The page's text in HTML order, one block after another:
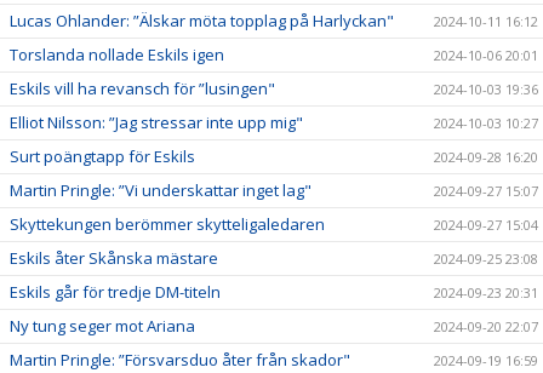
Lucas Ohlander: ”Älskar möta topplag på Harlyckan" 2024-10-11 16:12
Torslanda nollade Eskils igen 2024-10-06 20:01
Eskils vill ha revansch för ”lusingen" 2024-10-03 19:36
Elliot Nilsson: ”Jag stressar inte upp mig" 2024-10-03 10:27
Surt poängtapp för Eskils 2024-09-28 16:20
Martin Pringle: ”Vi underskattar inget lag" 2024-09-27 15:07
Skyttekungen berömmer skytteligaledaren 2024-09-27 15:04
Eskils åter Skånska mästare 2024-09-25 23:08
Eskils går för tredje DM-titeln 2024-09-23 20:31
Ny tung seger mot Ariana 2024-09-20 22:07
Martin Pringle: ”Försvarsduo åter från skador" 2024-09-19 16:59